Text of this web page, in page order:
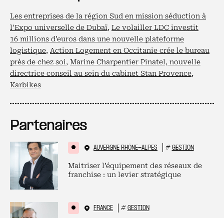
Les entreprises de la région Sud en mission séduction à
l’Expo universelle de Dubaï, Le volailler LDC investit
16 millions d’euros dans une nouvelle plateforme
logistique, Action Logement en Occitanie crée le bureau
près de chez soi, Marine Charpentier Pinatel, nouvelle
directrice conseil au sein du cabinet Stan Provence,
Karbikes
Partenaires
AUVERGNE RHÔNE-ALPES # GESTION
Maitriser l’équipement des réseaux de
franchise : un levier stratégique
FRANCE # GESTION